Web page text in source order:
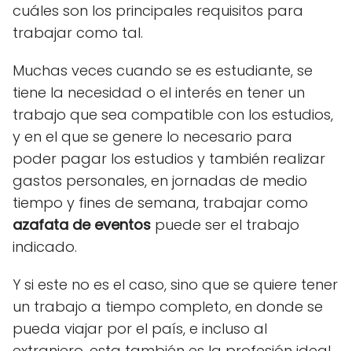
cuáles son los principales requisitos para
trabajar como tal.
Muchas veces cuando se es estudiante, se
tiene la necesidad o el interés en tener un
trabajo que sea compatible con los estudios,
y en el que se genere lo necesario para
poder pagar los estudios y también realizar
gastos personales, en jornadas de medio
tiempo y fines de semana, trabajar como
azafata de eventos puede ser el trabajo
indicado.
Y si este no es el caso, sino que se quiere tener
un trabajo a tiempo completo, en donde se
pueda viajar por el país, e incluso al